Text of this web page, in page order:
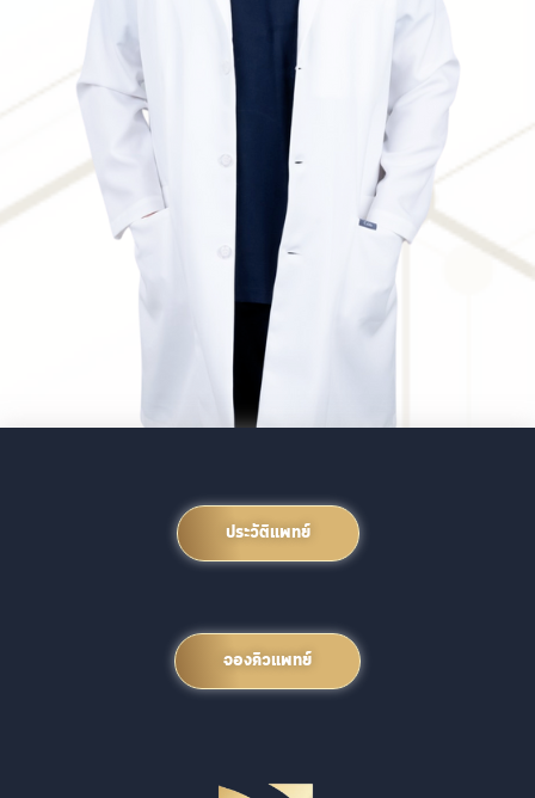
ประวัติแพทย์
จองคิวแพทย์